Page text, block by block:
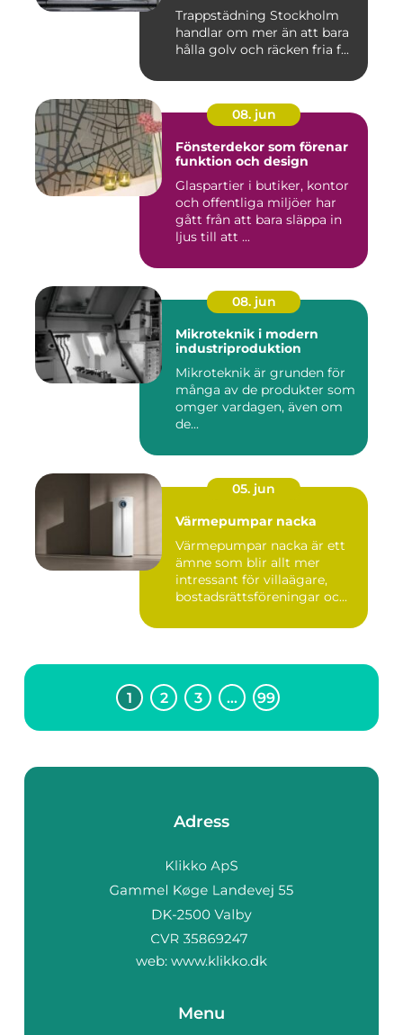
Trappstädning Stockholm
handlar om mer än att bara
hålla golv och räcken fria f...
08. jun
Fönsterdekor som förenar
funktion och design
Glaspartier i butiker, kontor
och offentliga miljöer har
gått från att bara släppa in
ljus till att ...
08. jun
Mikroteknik i modern
industriproduktion
Mikroteknik är grunden för
många av de produkter som
omger vardagen, även om
de...
05. jun
Värmepumpar nacka
Värmepumpar nacka är ett
ämne som blir allt mer
intressant för villaägare,
bostadsrättsföreningar oc...
1 2 3 … 99
Adress
web: www.klikko.dk
Menu